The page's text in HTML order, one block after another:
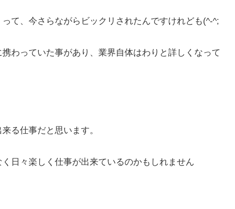
て、今さらながらビックリされたんですけれども(^-^;
わっていた事があり、業界自体はわりと詳しくなって
る仕事だと思います。
日々楽しく仕事が出来ているのかもしれません